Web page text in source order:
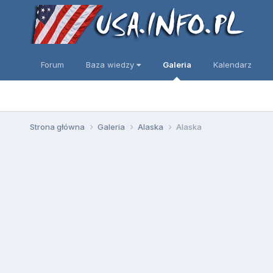
Forum Baza wiedzy Galeria Kalendarz
Strona główna Galeria Alaska Alaska